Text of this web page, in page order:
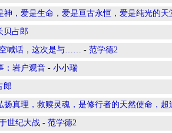
神，爱是生命，爱是亘古永恒，爱是纯光的天
贝占郎
喊话，这次是与…… - 范学德2
：岩户观音 - 小小瑞
郎
扬真理，救赎灵魂，是修行者的天然使命，超
世纪大战 - 范学德2